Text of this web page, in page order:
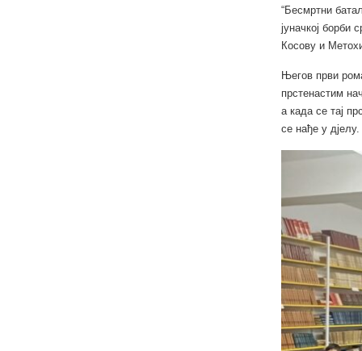
“Бесмртни
јуначкој борби
Косову и
Његов први
прстенастим
а када се тај
се нађе у дјелу.